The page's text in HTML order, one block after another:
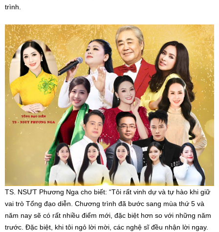
trình.
TS. NSƯT Phương Nga cho biết: “Tôi rất vinh dự và tự hào khi giữ
vai trò Tổng đạo diễn. Chương trình đã bước sang mùa thứ 5 và
năm nay sẽ có rất nhiều điểm mới, đặc biệt hơn so với những năm
trước. Đặc biệt, khi tôi ngỏ lời mời, các nghệ sĩ đều nhận lời ngay.